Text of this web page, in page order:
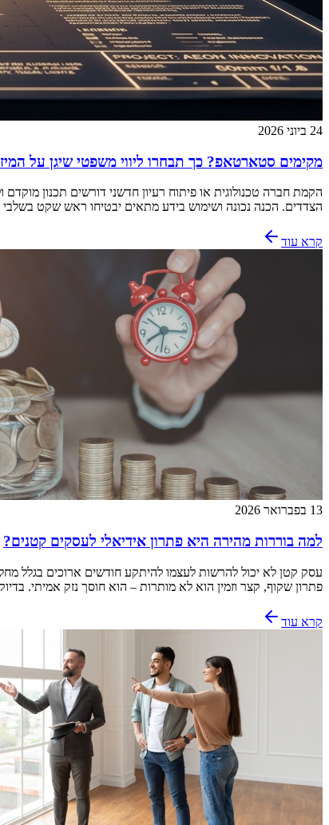
24 ביוני 2026
מקימים סטארטאפ? כך תבחרו ליווי משפטי שיגן על
הקמת חברה טכנולוגית או פיתוח רעיון חדשני דורשים תכנון
הצדדים. הכנה נכונה ושימוש בידע מתאים יבטיחו ראש שקט
קרא עוד
13 בפברואר 2026
למה בוררות מהירה היא פתרון אידיאלי לעסקים קטנים?
עסק קטן לא יכול להרשות לעצמו להיתקע חודשים ארוכים בגלל
פתרון שקוף, קצר וזמין הוא לא מותרות – הוא חוסך נזק אמיתי.
קרא עוד